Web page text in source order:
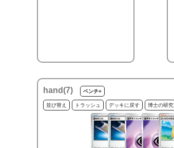
hand(7) ベンチ+
並び替え トラッシュ デッキに戻す 博士の研究